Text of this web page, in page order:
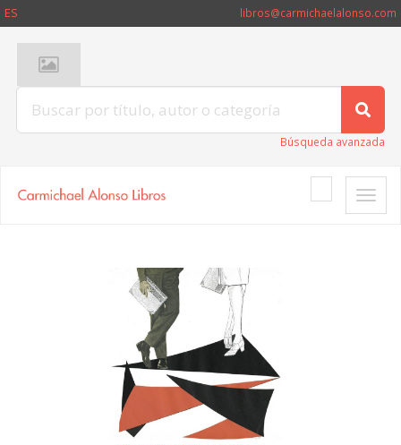
ES libros@carmichaelalonso.com
Búsqueda avanzada
Toggle